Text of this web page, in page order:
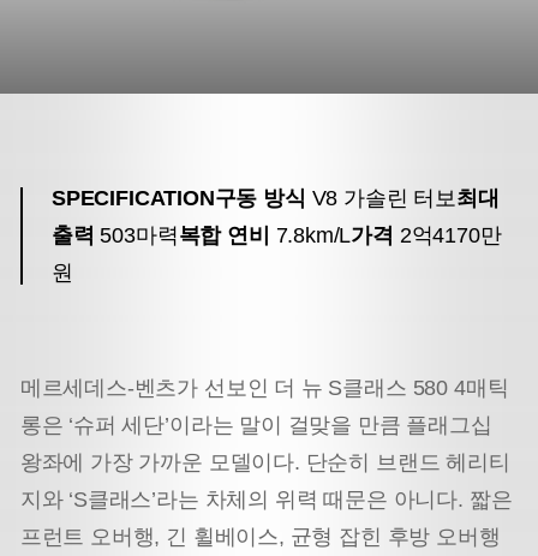
SPECIFICATION구동 방식 V8 가솔린 터보최대
출력 503마력복합 연비 7.8km/L가격 2억4170만
원
메르세데스-벤츠가 선보인 더 뉴 S클래스 580 4매틱
롱은 ‘슈퍼 세단’이라는 말이 걸맞을 만큼 플래그십
왕좌에 가장 가까운 모델이다. 단순히 브랜드 헤리티
지와 ‘S클래스’라는 차체의 위력 때문은 아니다. 짧은
프런트 오버행, 긴 휠베이스, 균형 잡힌 후방 오버행